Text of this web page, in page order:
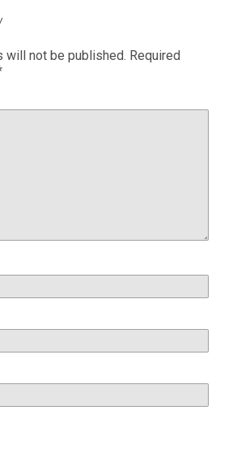
will not be published. Required